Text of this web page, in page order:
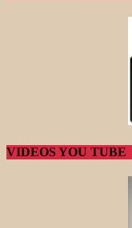
VIDEOS YOU TUBE